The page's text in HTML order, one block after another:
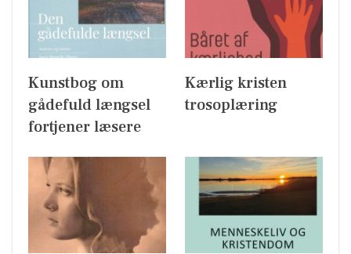
Kunstbog om
gådefuld længsel
fortjener læsere
Kærlig kristen
trosoplæring